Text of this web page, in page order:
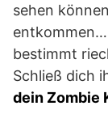
sehen
bestimmt
Schließ dich
dein Zombie